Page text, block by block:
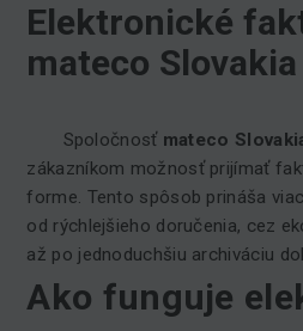
Elektronické
mateco Slovakia
Spoločnosť mateco
zákazníkom možnosť prijímať
forme. Tento spôsob prináša
od rýchlejšieho doručenia, cez
až po jednoduchšiu archiváciu
Ako funguje